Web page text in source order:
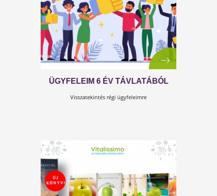
Ez a cikkünk a Kulcs s tresszhez című Testszerviz
könyvbe nyújt betekintést.